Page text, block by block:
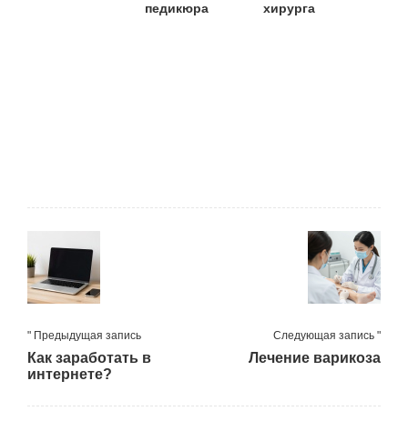
педикюра
хирурга
" Предыдущая запись
Как заработать в
интернете?
Следующая запись "
Лечение варикоза